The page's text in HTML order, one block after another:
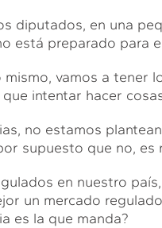
diputados, en una
está preparado para
vamos a tener
intentar hacer
no estamos
supuesto que no, es
en nuestro
un mercado
es la que manda?